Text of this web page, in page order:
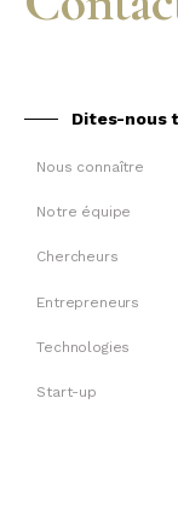
Dites-nous
Nous connaître
Notre équipe
Chercheurs
Entrepreneurs
Technologies
Start-up